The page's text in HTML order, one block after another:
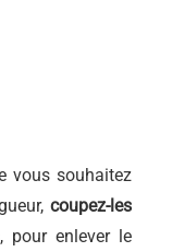
vous souhaitez
coupez-les
pour enlever le